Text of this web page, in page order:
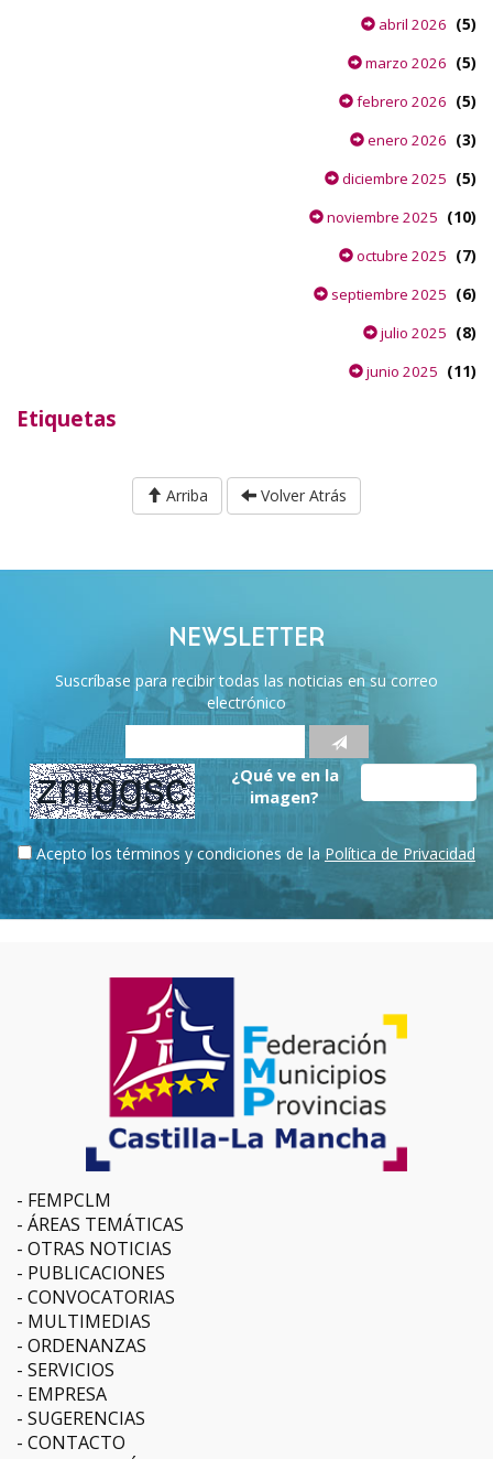
abril 2026 (5)
marzo 2026 (5)
febrero 2026 (5)
enero 2026 (3)
diciembre 2025 (5)
noviembre 2025 (10)
octubre 2025 (7)
septiembre 2025 (6)
julio 2025 (8)
junio 2025 (11)
Etiquetas
Arriba Volver Atrás
NEWSLETTER
Suscríbase para recibir todas las noticias en su correo
electrónico
¿Qué ve en la
imagen?
Acepto los términos y condiciones de la Política de Privacidad
FEMPCLM
ÁREAS TEMÁTICAS
OTRAS NOTICIAS
PUBLICACIONES
CONVOCATORIAS
MULTIMEDIAS
ORDENANZAS
SERVICIOS
EMPRESA
SUGERENCIAS
CONTACTO